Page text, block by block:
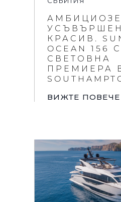
КРАСИВ.
OCEAN 156
СВЕТОВНА
ПРЕМИЕРА
ВИЖТЕ ПОВЕЧЕ